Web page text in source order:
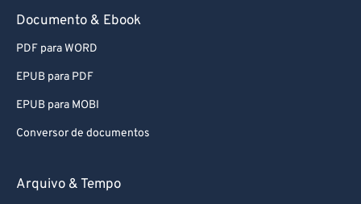
Documento & Ebook
PDF para WORD
EPUB para PDF
EPUB para MOBI
Conversor de documentos
Arquivo & Tempo